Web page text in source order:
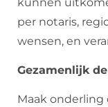
per notaris,
wensen, en
Gezamenlijk
Maak onderling